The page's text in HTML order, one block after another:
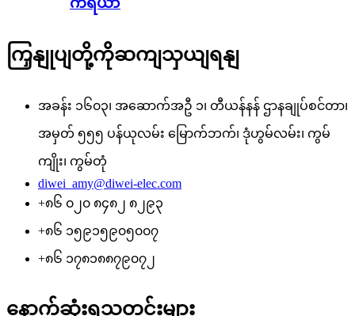
ကြှနျုပျတို့ကိုဆကျသှယျရနျ
အခန်း ၁၆၀၃၊ အဆောက်အဦ ၁၊ တီယန်နန် ဌာနချုပ်စင်တာ၊
အမှတ် ၅၅၅ ပန်ယုလမ်း မြောက်ဘက်၊ ဒုံဟွမ်လမ်း၊ ကွမ်
ကျိုး၊ ကွမ်တုံ
diwei_amy@diwei-elec.com
+၈၆ ၀၂၀ ၈၄၈၂ ၈၂၉၃
+၈၆ ၁၅၉၁၅၉၀၅၀၀၇
+၈၆ ၁၇၈၁၈၈၇၉၀၇၂
နောက်ဆုံးရသတင်းများ